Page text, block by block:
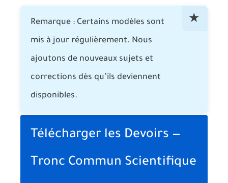
Remarque : Certains modèles sont
mis à jour régulièrement. Nous
ajoutons de nouveaux sujets et
corrections dès qu’ils deviennent
disponibles.
Télécharger les Devoirs —
Tronc Commun Scientifique